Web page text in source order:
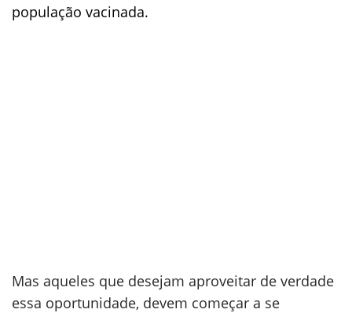
população vacinada.
Mas aqueles que desejam aproveitar de verdade
essa oportunidade, devem começar a se